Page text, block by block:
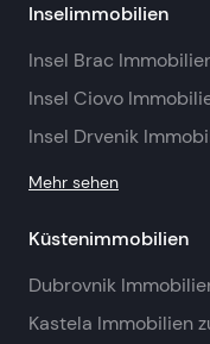
Inselimmobilien
Insel Brac
Insel Ciovo
Insel Drvenik
Mehr sehen
Küstenimmobilien
Dubrovnik
Kastela Immobilien